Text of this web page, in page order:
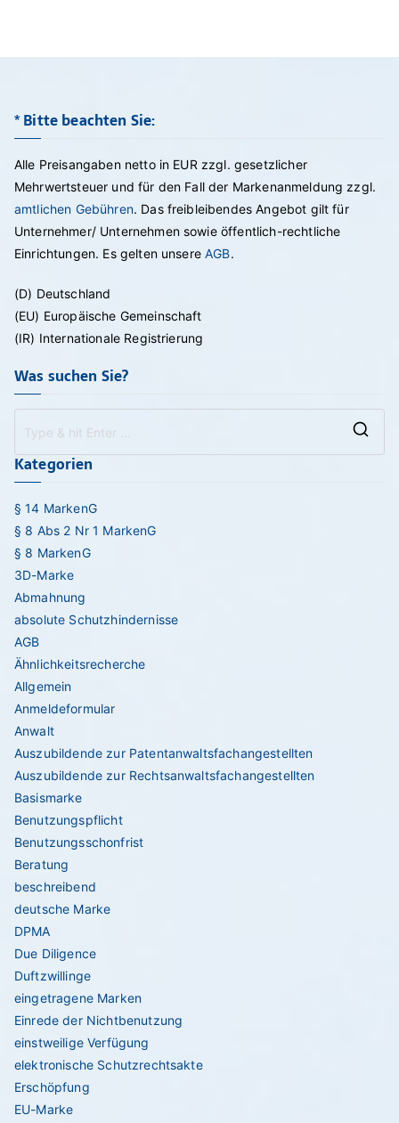
* Bitte beachten Sie:
Alle Preisangaben netto in EUR zzgl. gesetzlicher
Mehrwertsteuer und für den Fall der Markenanmeldung zzgl.
amtlichen Gebühren. Das freibleibendes Angebot gilt für
Unternehmer/ Unternehmen sowie öffentlich-rechtliche
Einrichtungen. Es gelten unsereAGB.
(D) Deutschland
(EU) Europäische Gemeinschaft
(IR) Internationale Registrierung
Was suchen Sie?
Kategorien
§ 14 MarkenG
§ 8 Abs 2 Nr 1 MarkenG
§ 8 MarkenG
3D-Marke
Abmahnung
absolute Schutzhindernisse
AGB
Ähnlichkeitsrecherche
Allgemein
Anmeldeformular
Anwalt
Auszubildende zur Patentanwaltsfachangestellten
Auszubildende zur Rechtsanwaltsfachangestellten
Basismarke
Benutzungspflicht
Benutzungsschonfrist
Beratung
beschreibend
deutsche Marke
DPMA
Due Diligence
Duftzwillinge
eingetragene Marken
Einrede der Nichtbenutzung
einstweilige Verfügung
elektronische Schutzrechtsakte
Erschöpfung
EU-Marke